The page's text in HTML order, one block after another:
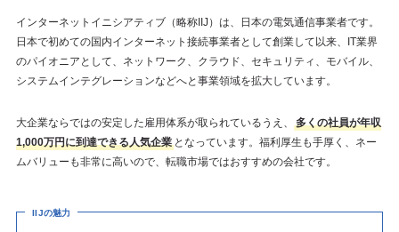
インターネットイニシアティブ（略称IIJ）は、日本の電気通信事業者です。
日本で初めての国内インターネット接続事業者として創業して以来、IT業界
のパイオニアとして、ネットワーク、クラウド、セキュリティ、モバイル、
システムインテグレーションなどへと事業領域を拡大しています。
大企業ならではの安定した雇用体系が取られているうえ、
多くの社員が年収
1,000万円に到達できる人気企業となっています。福利厚生も手厚く、ネー
ムバリューも非常に高いので、転職市場ではおすすめの会社です。
IIJの魅力